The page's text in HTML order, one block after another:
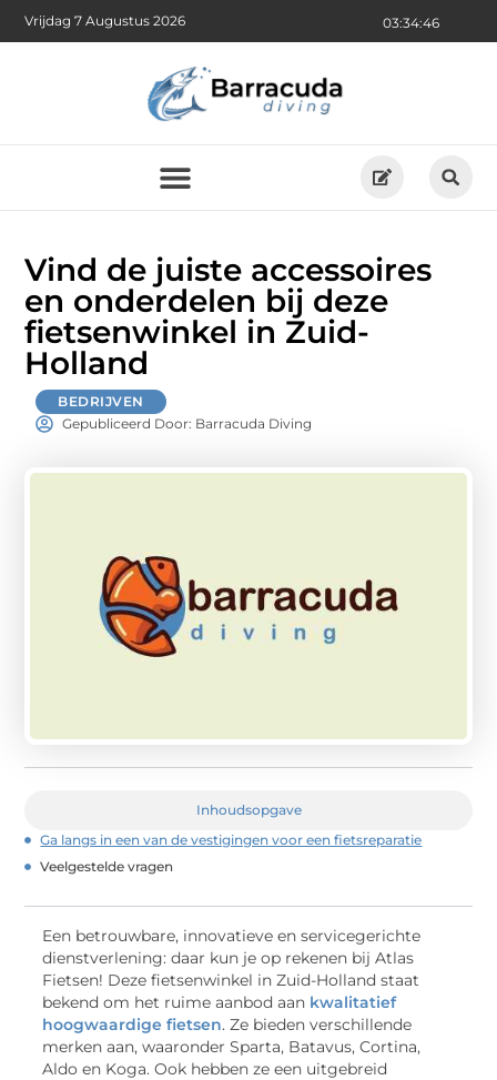
03:34:48
Vrijdag 7 Augustus 2026
Vind de juiste accessoires
en onderdelen bij deze
fietsenwinkel in Zuid-
Holland
BEDRIJVEN
Gepubliceerd Door: Barracuda Diving
Inhoudsopgave
Ga langs in een van de vestigingen voor een fietsreparatie
Veelgestelde vragen
Een betrouwbare, innovatieve en servicegerichte
dienstverlening: daar kun je op rekenen bij Atlas
Fietsen! Deze fietsenwinkel in Zuid-Holland staat
bekend om het ruime aanbod aan kwalitatief
hoogwaardige fietsen. Ze bieden verschillende
merken aan, waaronder Sparta, Batavus, Cortina,
Aldo en Koga. Ook hebben ze een uitgebreid